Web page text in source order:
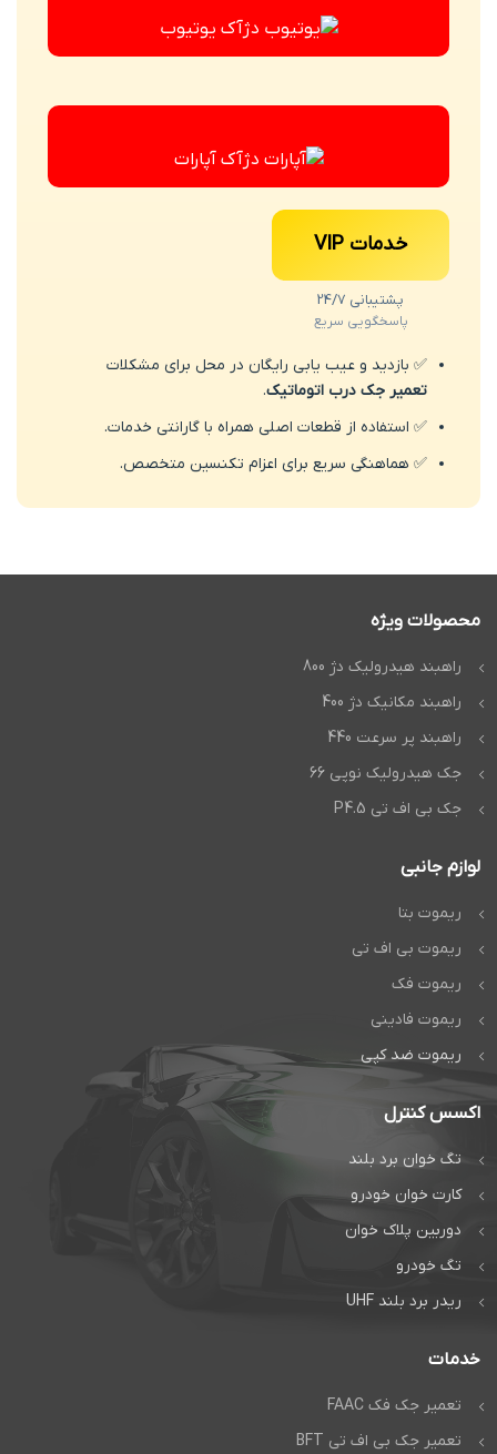
یوتیوب
آپارات
خدمات VIP
پشتیبانی 24/7
پاسخگویی سریع
✅ بازدید و عیب یابی رایگان در محل برای مشکلات
تعمیر جک درب اتوماتیک.
✅ استفاده از قطعات اصلی همراه با گارانتی خدمات.
✅ هماهنگی سریع برای اعزام تکنسین متخصص.
محصولات ویژه
راهبند هیدرولیک دژ 800
راهبند مکانیک دژ 400
راهبند پر سرعت 440
جک هیدرولیک نوپی 66
جک بی اف تی P4.5
لوازم جانبی
ریموت بتا
ریموت بی اف تی
ریموت فک
ریموت فادینی
ریموت ضد کپی
اکسس کنترل
تگ خوان برد بلند
کارت خوان خودرو
دوربین پلاک خوان
تگ خودرو
ریدر برد بلند UHF
خدمات
تعمیر جک فک FAAC
تعمیر جک بی اف تی BFT